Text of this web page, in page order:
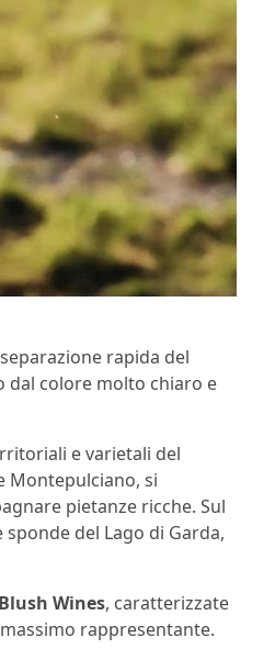
rapida del
dal colore molto chiaro e
e varietali del
Montepulciano, si
pietanze ricche. Sul
del Lago di Garda,
Blush Wines, caratterizzate
rappresentante.